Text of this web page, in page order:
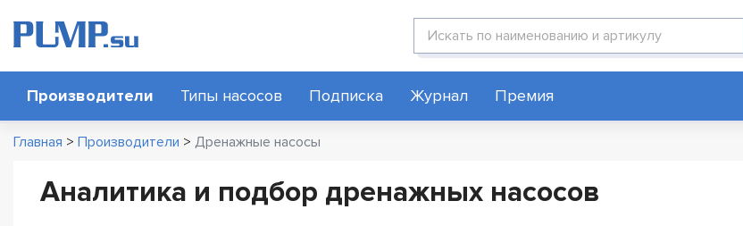
Поиск по каталогу
Производители Типы насосов Подписка Журнал Премия
Главная > Производители > Дренажные насосы
Аналитика и подбор дренажных насосов